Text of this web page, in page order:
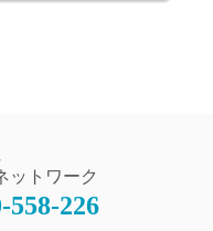
ットワーク
558-226